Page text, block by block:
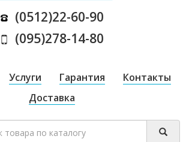
(0512)22-60-90
(095)278-14-80
Услуги Гарантия
Контакты
Доставка